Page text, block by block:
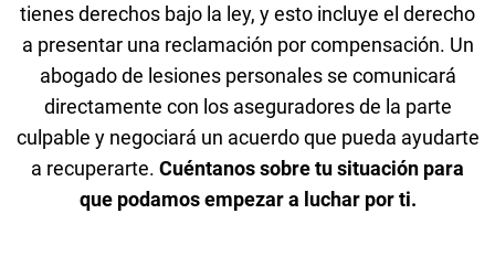
tienes derechos bajo la ley, y esto incluye el derecho
a presentar una reclamación por compensación. Un
abogado de lesiones personales se comunicará
directamente con los aseguradores de la parte
culpable y negociará un acuerdo que pueda ayudarte
a recuperarte. Cuéntanos sobre tu situación para
que podamos empezar a luchar por ti.